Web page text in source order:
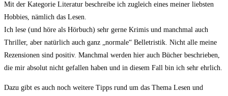
Mit der Kategorie Literatur beschreibe ich zugleich eines meiner liebsten
Hobbies, nämlich das Lesen.
Ich lese (und höre als Hörbuch) sehr gerne Krimis und manchmal auch
Thriller, aber natürlich auch ganz „normale“ Belletristik. Nicht alle meine
Rezensionen sind positiv. Manchmal werden hier auch Bücher beschrieben,
die mir absolut nicht gefallen haben und in diesem Fall bin ich sehr ehrlich.
Dazu gibt es auch noch weitere Tipps rund um das Thema Lesen und